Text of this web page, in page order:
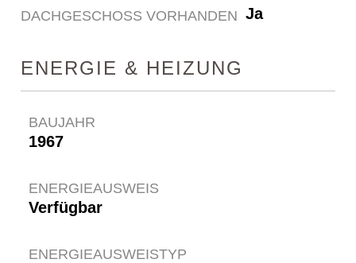
DACHGESCHOSS VORHANDEN Ja
ENERGIE & HEIZUNG
BAUJAHR
1967
ENERGIEAUSWEIS
Verfügbar
ENERGIE­AUSWEISTYP